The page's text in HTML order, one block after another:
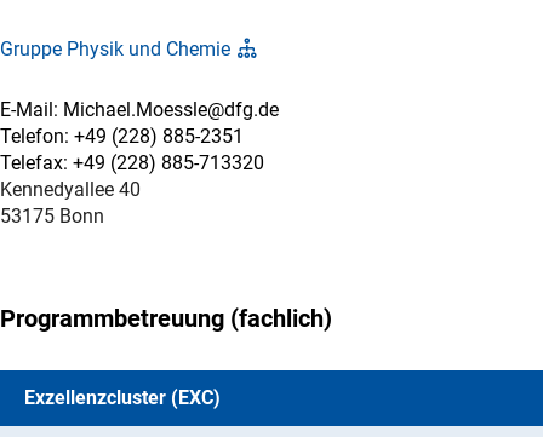
Gruppe Physik und Chemie
E-Mail: Michael.Moessle@dfg.de
Telefon: +49 (228) 885-2351
Telefax: +49 (228) 885-713320
Kennedyallee 40
53175 Bonn
Programmbetreuung (fachlich)
Exzellenzcluster (EXC)